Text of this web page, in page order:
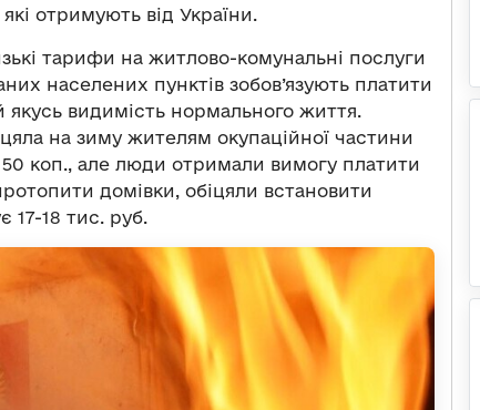
отримують від України.
тарифи на житлово-комунальні послуги
населених пунктів зобов’язують платити
видимість нормального життя.
на зиму жителям окупаційної частини
50 коп., але люди отримали вимогу платити
домівки, обіцяли встановити
17-18 тис. руб.